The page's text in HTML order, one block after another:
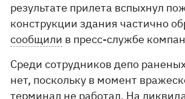
результате прилета вспыхнул
конструкции здания частично
сообщили в пресс-службе
Среди сотрудников депо
нет, поскольку в момент
терминал не работал. На